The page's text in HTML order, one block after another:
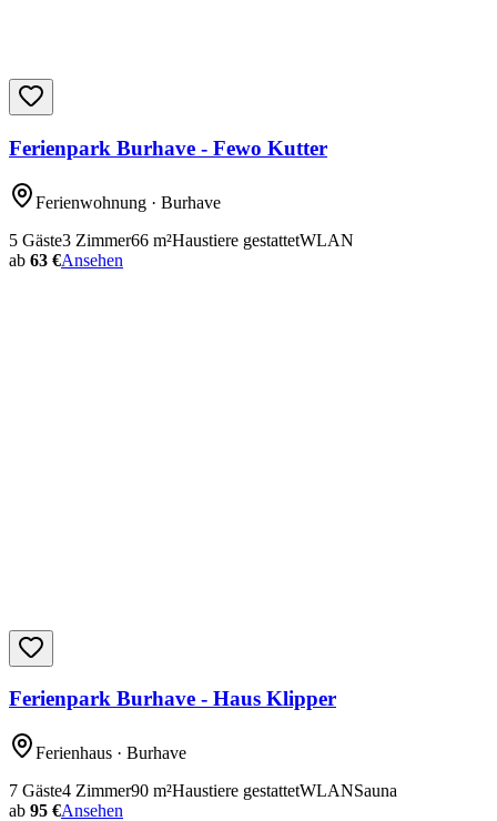
Ferienpark Burhave - Fewo Kutter
Ferienwohnung · Burhave
5 Gäste3 Zimmer66 m²Haustiere gestattetWLAN
ab 63 €Ansehen
Ferienpark Burhave - Haus Klipper
Ferienhaus · Burhave
7 Gäste4 Zimmer90 m²Haustiere gestattetWLANSauna
ab 95 €Ansehen